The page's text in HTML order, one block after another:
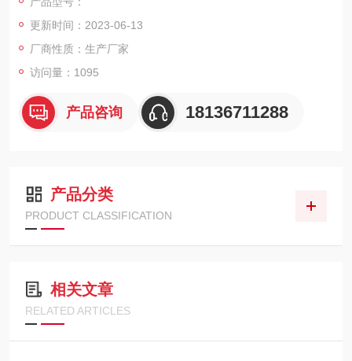
物料特性
物料名称：石墨烯包覆磷酸铁锂
进料温度： 0~35℃
进料量： 0~700kg/h
更新时间：2023-06-13
厂商性质：生产厂家
访问量：1095
产品咨询 18136711288
产品分类
PRODUCT CLASSIFICATION
相关文章
RELATED ARTICLES